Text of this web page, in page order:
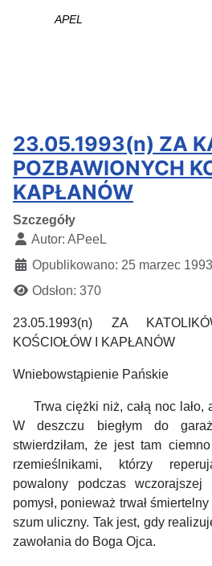
APEL
23.05.1993(n) ZA
POZBAWIONYCH
KAPŁANÓW
Szczegóły
Autor: APeeL
Opublikowano: 25 marzec 1993
Odsłon: 370
23.05.1993(n) ZA
KOŚCIOŁÓW I KAPŁANÓW
Wniebowstąpienie Pańskie
Trwa ciężki niż, całą noc lało,
W deszczu biegłym do
stwierdziłam, że jest tam
rzemieślnikami, którzy
powalony podczas wczorajszej
pomysł, ponieważ trwał
szum uliczny. Tak jest, gdy
zawołania do Boga Ojca.